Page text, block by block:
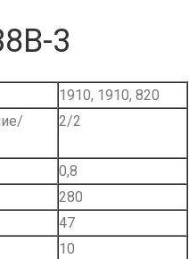
3
1910, 1910, 820
2/2
0,8
280
47
10